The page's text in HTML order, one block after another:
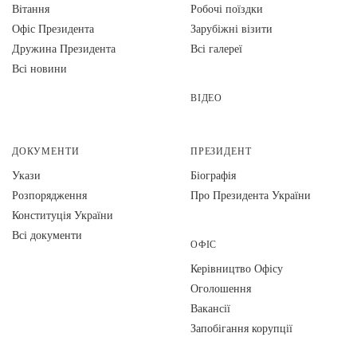
Вiтання
Офіс Президента
Дружина Президента
Всі новини
Робочі поїздки
Зарубіжні візити
Всі галереї
ВІДЕО
ДОКУМЕНТИ
Укази
Розпорядження
Конституція України
Всі документи
ПРЕЗИДЕНТ
Біографія
Про Президента України
ОФІС
Керівництво Офісу
Оголошення
Вакансії
Запобігання корупції